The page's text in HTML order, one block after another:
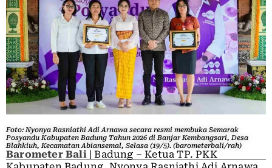
Foto: Nyonya Rasniathi Adi Arnawa secara resmi membuka Semarak
Posyandu Kabupaten Badung Tahun 2026 di Banjar Kembangsari, Desa
Blahkiuh, Kecamatan Abiansemal, Selasa (19/5). (barometerbali/rah)
Barometer Bali
| Badung – Ketua TP. PKK